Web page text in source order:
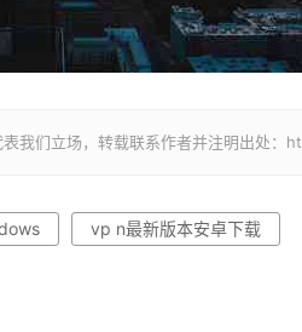
表我们立场，转载联系作者并注明出
vp n最新版本安卓下载